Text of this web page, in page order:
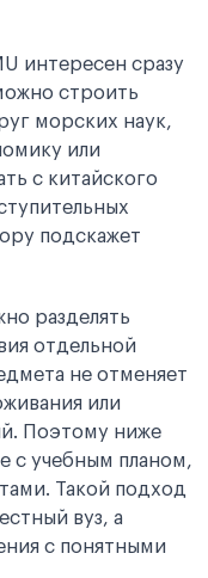
интересен сразу
строить
морских наук,
или
с китайского
подскажет
разделять
отдельной
не отменяет
или
Поэтому ниже
с учебным планом,
Такой подход
вуз, а
с понятными